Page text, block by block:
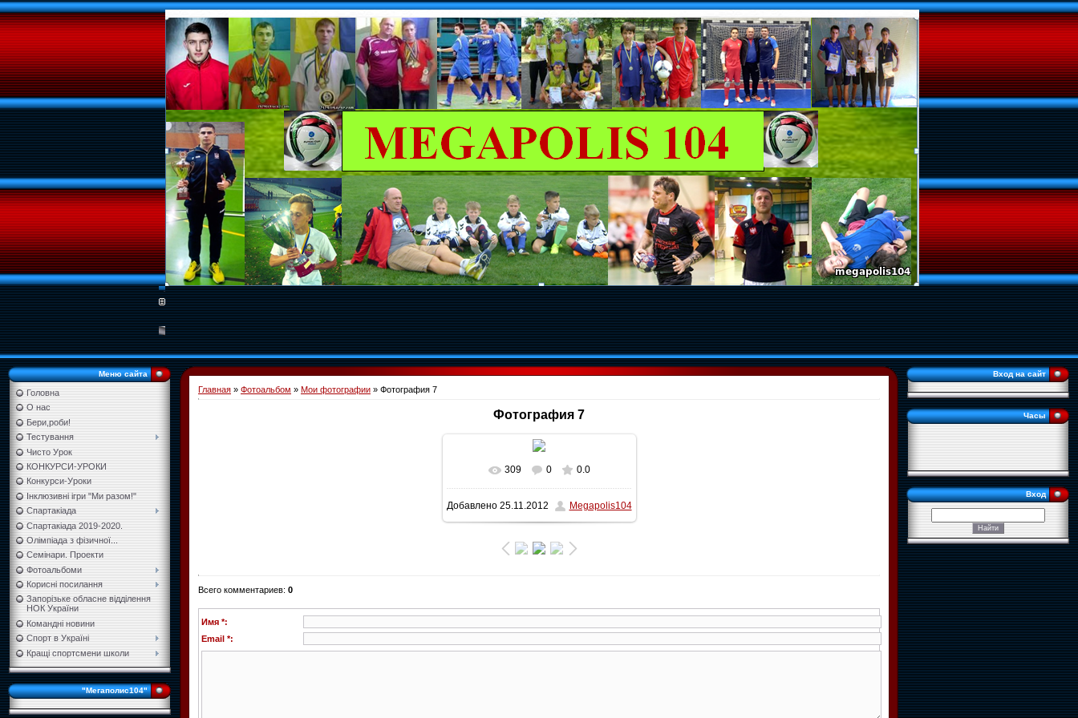
Меню сайта
Головна
О нас
Бери,роби!
Тестування
Чисто Урок
КОНКУРСИ-УРОКИ
Конкурси-Уроки
Інклюзивні ігри "Ми разом!"
Спартакіада
Спартакіада 2019-2020.
Олімпіада з фізичної...
Семінари. Проекти
Фотоальбоми
Корисні посилання
Запорізьке обласне відділення
НОК України
Командні новини
Спорт в Україні
Кращі спортсмени школи
"Мегаполис104"
Главная » Фотоальбом » Мои фотографии » Фотография 7
Фотография 7
В реальном размере 1600x1200
162.9Kb
309 0 0.0
Добавлено25.11.2012 Megapolis104
Всего комментариев: 0
Имя *:
Email *:
Вход на сайт
Часы
Вход